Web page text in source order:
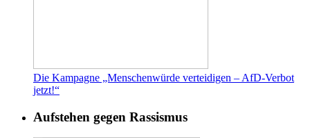
Die Kampagne „Menschenwürde verteidigen – AfD-Verbot
jetzt!“
Aufstehen gegen Rassismus